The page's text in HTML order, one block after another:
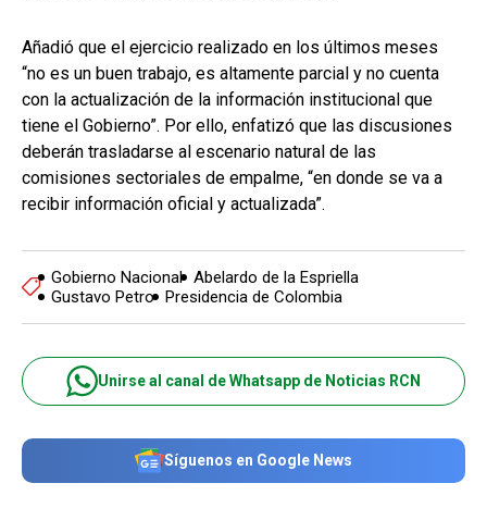
Añadió que el ejercicio realizado en los últimos meses
“no es un buen trabajo, es altamente parcial y no cuenta
con la actualización de la información institucional que
tiene el Gobierno”. Por ello, enfatizó que las discusiones
deberán trasladarse al escenario natural de las
comisiones sectoriales de empalme, “en donde se va a
recibir información oficial y actualizada”.
Gobierno Nacional Abelardo de la Espriella
Gustavo Petro Presidencia de Colombia
Unirse al canal de Whatsapp de Noticias RCN
Síguenos en Google News